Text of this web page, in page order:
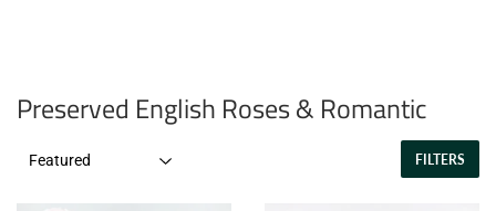
Preserved English Roses & Romantic
FILTERS